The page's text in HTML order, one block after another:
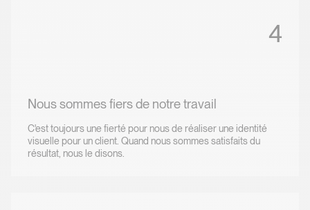
4
Nous sommes fiers de notre travail
C'est toujours une fierté pour nous de réaliser une identité
visuelle pour un client. Quand nous sommes satisfaits du
résultat, nous le disons.